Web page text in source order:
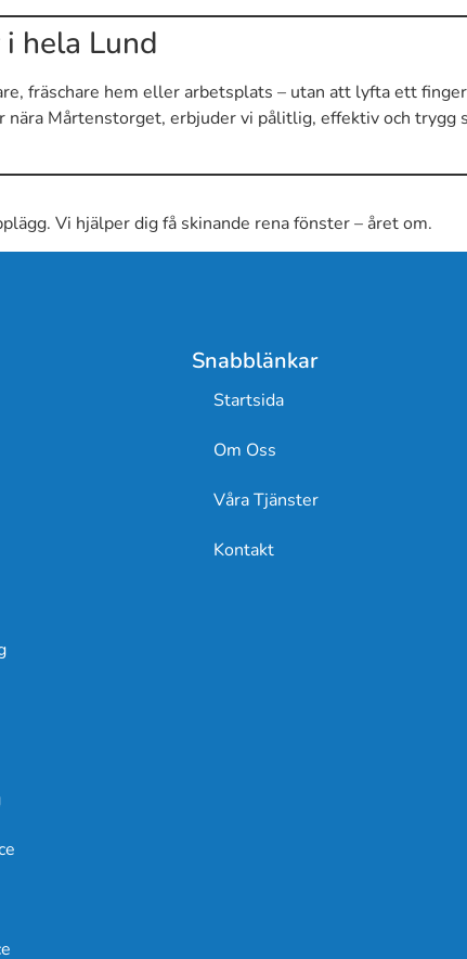
hela Lund
fräschare hem eller arbetsplats – utan att lyfta ett
Mårtenstorget, erbjuder vi pålitlig, effektiv och trygg
Vi hjälper dig få skinande rena fönster – året om.
Snabblänkar
Startsida
Om Oss
Våra Tjänster
Kontakt